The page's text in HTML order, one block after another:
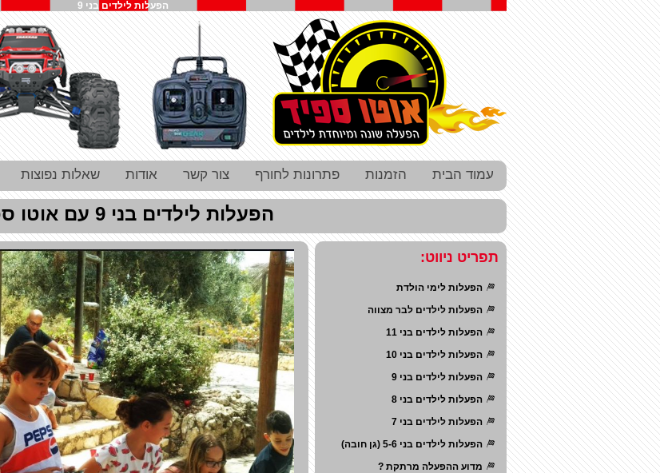
הפעלות לילדים בני 9
עמוד הבית הזמנות פתרונות לחורף צור קשר אודות שאלות נפוצות
הפעלות לילדים בני 9 עם אוטו ספיד
תפריט ניווט:
הפעלות לימי הולדת
הפעלות לילדים לבר מצווה
הפעלות לילדים בני 11
הפעלות לילדים בני 10
הפעלות לילדים בני 9
הפעלות לילדים בני 8
הפעלות לילדים בני 7
הפעלות לילדים בני 5-6 (גן חובה)
מדוע ההפעלה מרתקת ?